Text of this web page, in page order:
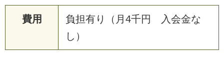
費用
負担有り（月4千円 入会金な
し）